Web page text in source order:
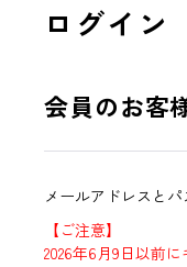
ログイン
会員のお客
メールアドレスと
【ご注意】
2026年6月9日以前